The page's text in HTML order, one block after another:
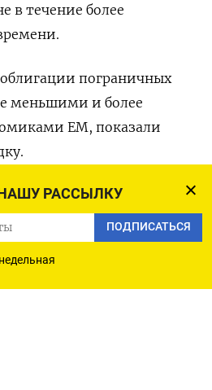
РАССЫЛКУ
ПОДПИСАТЬСЯ
в течение более
пограничных
меньшими ​и более
EM, ​показали
рынков MSCI к
в ходе ‌сессии просев до
а индекс ‌валют
на 0,4%. Прошедшая
бенчмарков худшей с